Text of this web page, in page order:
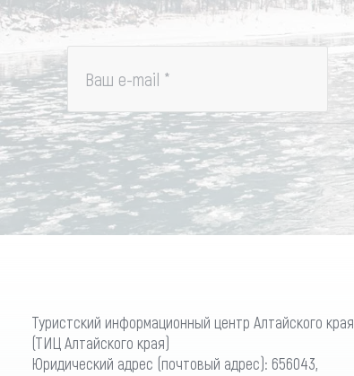
Ваш e-mail *
Туристский информационный центр Алтайского края
(ТИЦ Алтайского края)
Юридический адрес (почтовый адрес): 656043,